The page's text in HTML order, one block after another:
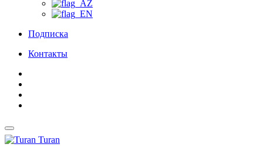
Подписка
Контакты
Turan